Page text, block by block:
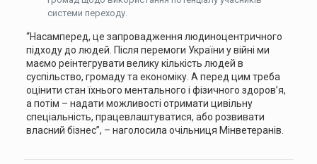
системи переходу.
“Насамперед, це запровадження людиноцентричного
підходу до людей. Після перемоги України у війні ми
маємо реінтегрувати велику кількість людей в
суспільство, громаду та економіку. А перед цим треба
оцінити стан їхнього ментального і фізичного здоров’я,
а потім – надати можливості отримати цивільну
спеціальність, працевлаштуватися, або розвивати
власний бізнес”, – наголосила очільниця Мінветеранів.